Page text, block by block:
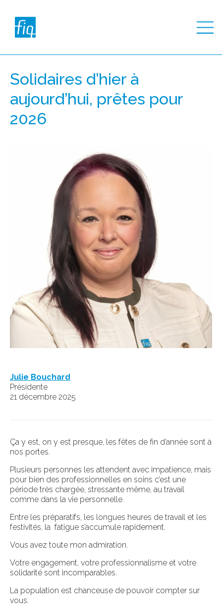
Solidaires d’hier à
aujourd’hui, prêtes pour
2026
Julie Bouchard
Présidente
21 décembre 2025
Ça y est, on y est presque, les fêtes de fin d’année sont à
nos portes.
Plusieurs personnes les attendent avec impatience, mais
pour bien des professionnelles en soins c’est une
période très chargée, stressante même, au travail
comme dans la vie personnelle.
Entre les préparatifs, les longues heures de travail et les
festivités, la fatigue s’accumule rapidement.
Vous avez toute mon admiration.
Votre engagement, votre professionnalisme et votre
solidarité sont incomparables.
La population est chanceuse de pouvoir compter sur
vous.